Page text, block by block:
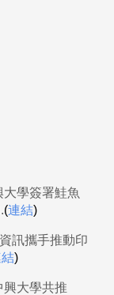
學簽署鮭魚
(連結)
訊攜手推動印
)
大學共推